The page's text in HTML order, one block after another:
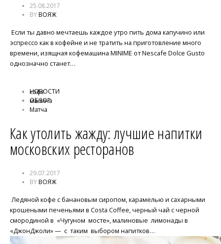
25.08.2017
BYВОЯЖ
Если ты давно мечтаешь каждое утро пить дома капучино или
эспрессо как в кофейне и не тратить на приготовление много
времени, изящная кофемашина MINIME от Nescafe Dolce Gusto
однозначно станет…
НОВОСТИ
ОБЗОР
кофе
малина
Матча
Как утолить жажду: лучшие напитки
московских ресторанов
29.07.2017
BYВОЯЖ
Ледяной кофе с банановым сиропом, карамелью и сахарными
крошеными печеньями в Costa Coffee, черный чай с черной
смородиной в «Чугуном мосте», малиновые лимонады в
«ДжонДжоли» — с таким выбором напитков…